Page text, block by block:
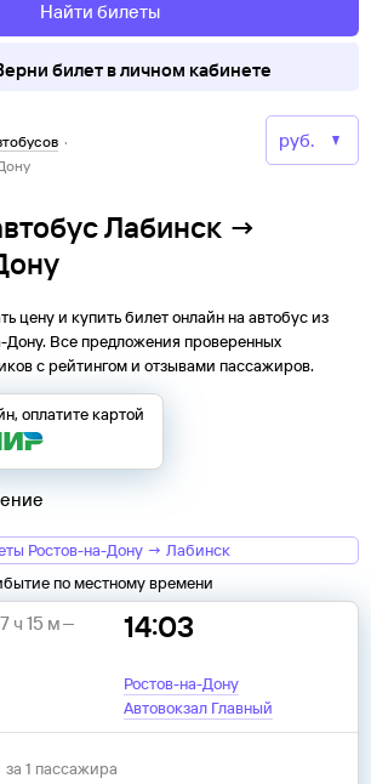
Найти билеты
билет в личном кабинете
·
Лабинск →
цену и купить билет онлайн на автобус из
Дону. Все предложения проверенных
с рейтингом и отзывами пассажиров.
оплатите картой
Ростов-на-Дону → Лабинск
по местному времени
14:03
Ростов-на-Дону
Автовокзал Главный
7 ч 15 м
за 1 пассажира